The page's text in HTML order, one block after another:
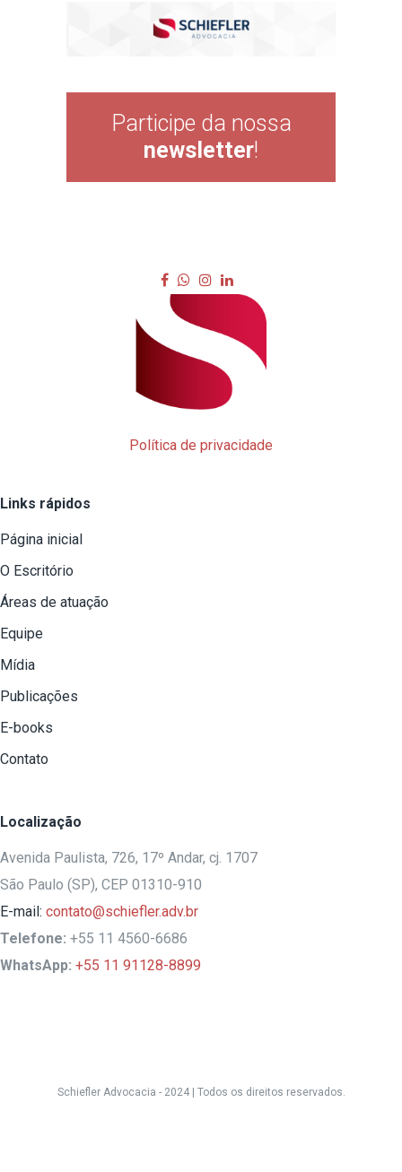
Participe da nossa
newsletter!
Política de privacidade
Links rápidos
Página inicial
O Escritório
Áreas de atuação
Equipe
Mídia
Publicações
E-books
Contato
Localização
Avenida Paulista, 726, 17º Andar, cj. 1707
São Paulo (SP), CEP 01310-910
E-mail: contato@schiefler.adv.br
Telefone: +55 11 4560-6686
WhatsApp: +55 11 91128-8899
Schiefler Advocacia - 2024 | Todos os direitos reservados.